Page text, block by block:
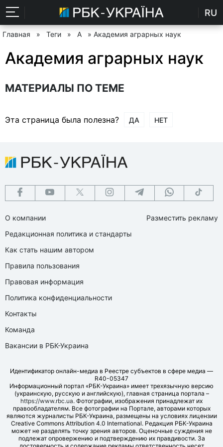
RU
Главная » Теги » А » Академия аграрных наук
Академия аграрных наук
МАТЕРИАЛЫ ПО ТЕМЕ
Эта страница была полезна? ДА НЕТ
О компании
Редакционная политика и стандарты
Как стать нашим автором
Правила пользования
Правовая информация
Политика конфиденциальности
Контакты
Команда
Вакансии в РБК-Украина
Разместить рекламу
Идентификатор онлайн-медиа в Реестре субъектов в сфере медиа —
R40-05347
Информационный портал «РБК-Украина» имеет трехязычную версию
(украинскую, русскую и английскую), главная страница портала –
https://www.rbc.ua. Фотографии, изображения принадлежат их
правообладателям. Все фотографии на Портале, авторами которых
являются журналисты РБК-Украина, размещены на условиях лицензии
Creative Commons Attribution 4.0 International. Редакция РБК-Украина
может не разделять точку зрения авторов. Оценочные суждения не
подлежат опровержению и подтверждению их правдивости. За